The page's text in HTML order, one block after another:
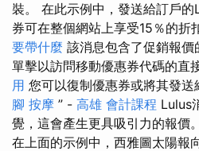
裝。 在此示例中，發送給訂戶
券可在整個網站上享受15％的折
要帶什麼 該消息包含了促銷報
單擊以訪問移動優惠券代碼的直
用 您可以復制優惠券或將其發送
腳 按摩 ” - 高雄 會計課程 Lulus
覺，這會產生更具吸引力的報價。
在上面的示例中，西雅圖太陽報